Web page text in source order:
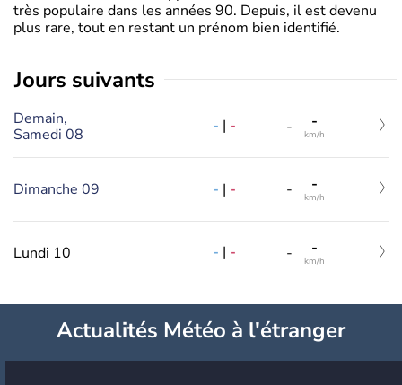
très populaire dans les années 90. Depuis, il est devenu
plus rare, tout en restant un prénom bien identifié.
jours suivants
Demain,
Samedi 08
- | - - -
km/h
Dimanche 09 - | - - -
km/h
Lundi 10 - | - - -
km/h
Actualités Météo à l'étranger